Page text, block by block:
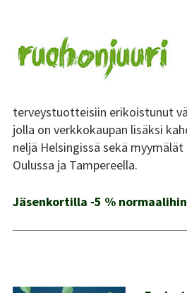
terveystuotteisiin erikoistunut
jolla on verkkokaupan lisäksi
neljä Helsingissä sekä myymälät
Oulussa ja Tampereella.
Jäsenkortilla -5 %